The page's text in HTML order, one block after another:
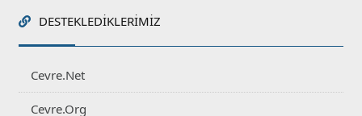
DESTEKLEDIKLERIMIZ
Cevre.Net
Cevre.Org